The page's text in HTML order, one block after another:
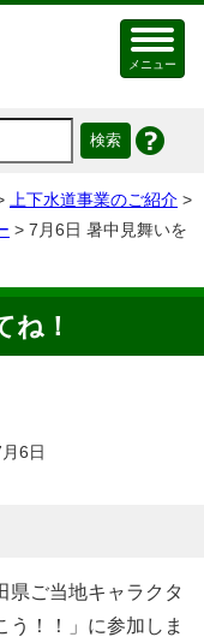
メニュー
上下水道事業のご紹介 >
> 7月6日 暑中見舞いを
ね！
6日
県ご当地キャラクタ
う！！」に参加しま